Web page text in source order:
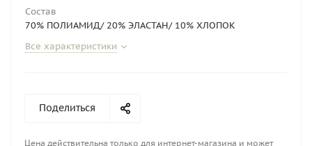
Состав
70% ПОЛИАМИД/ 20% ЭЛАСТАН/ 10% ХЛОПОК
Все характеристики
Поделиться
Цена действительна только для интернет-магазина и может